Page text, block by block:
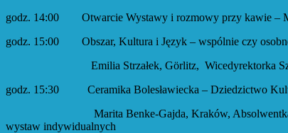
godz. 14:00 Otwarcie Wystawy i rozmowy przy kawie –
godz. 15:00 Obszar, Kultura i Język – wspólnie czy
Emilia Strzałek, Görlitz, Wicedyrektorka Szkoły im.
godz. 15:30 Ceramika Bolesławiecka – Dziedzictwo
Marita Benke-Gajda, Kraków, Absolwentka Akademii
wystaw indywidualnych